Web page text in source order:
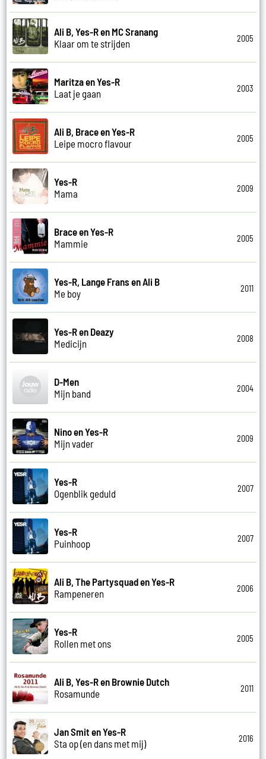
Ali B, Yes-R en MC Sranang
Klaar om te strijden
2005
Maritza en Yes-R
Laat je gaan
2003
Ali B, Brace en Yes-R
Leipe mocro flavour
2005
Yes-R
Mama
2009
Brace en Yes-R
Mammie
2005
Yes-R, Lange Frans en Ali B
Me boy
2011
Yes-R en Deazy
Medicijn
2008
D-Men
Mijn band
2004
Nino en Yes-R
Mijn vader
2009
Yes-R
Ogenblik geduld
2007
Yes-R
Puinhoop
2007
Ali B, The Partysquad en Yes-R
Rampeneren
2006
Yes-R
Rollen met ons
2005
Ali B, Yes-R en Brownie Dutch
Rosamunde
2011
Jan Smit en Yes-R
Sta op (en dans met mij)
2016